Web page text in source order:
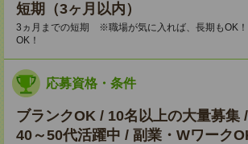
短期（3ヶ月以内）
3ヵ月までの短期 ※職場が気に入れば、長期もOK
OK！
応募資格・条件
ブランクOK / 10名以上の大量募集
40～50代活躍中 / 副業・Wワーク